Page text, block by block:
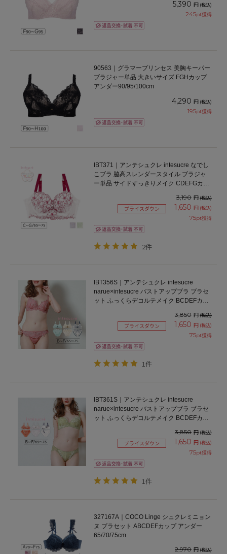
5,390 円 (税込)
245pt獲得
90563｜グラマープリンセス 美胸キーパー
ブラジャー単品 大きいサイズ FGHカップ
アンダー90/95/100cm
4,290 円 (税込)
195pt獲得
IBT371｜アンテシュクレ intesucre なでし
こブラ 脇高スレンダースタイル ブラジャ
ー単品 サイドすっきりメイク CDEFGカッ
3,190 円(税込)
プライスダウン 1,650 円 (税込)
75pt獲得
2件
IBT356S｜アンテシュクレ intesucre
narue×intesucre バストアップブラ ブラセ
ット ふっくらデコルテメイク BCDEFカッ
3,850 円(税込)
プライスダウン 1,650 円 (税込)
75pt獲得
1件
IBT361S｜アンテシュクレ intesucre
narue×intesucre バストアップブラ ブラセ
ット ふっくらデコルテメイク BCDEFカッ
3,850 円(税込)
プライスダウン 1,650 円 (税込)
75pt獲得
1件
327167A｜COCO Linge シュクレミニョン
ヌ ブラセット ABCDEFカップ アンダー
65/70/75cm
2,970 円(税込)